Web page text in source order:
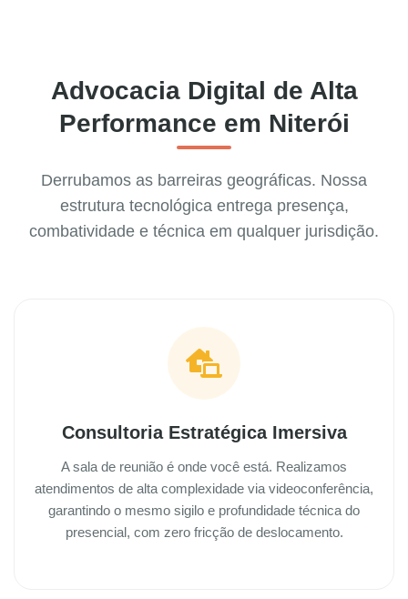
Advocacia Digital de Alta
Performance em Niterói
Derrubamos as barreiras geográficas. Nossa
estrutura tecnológica entrega presença,
combatividade e técnica em qualquer jurisdição.
Consultoria Estratégica Imersiva
A sala de reunião é onde você está. Realizamos
atendimentos de alta complexidade via videoconferência,
garantindo o mesmo sigilo e profundidade técnica do
presencial, com zero fricção de deslocamento.